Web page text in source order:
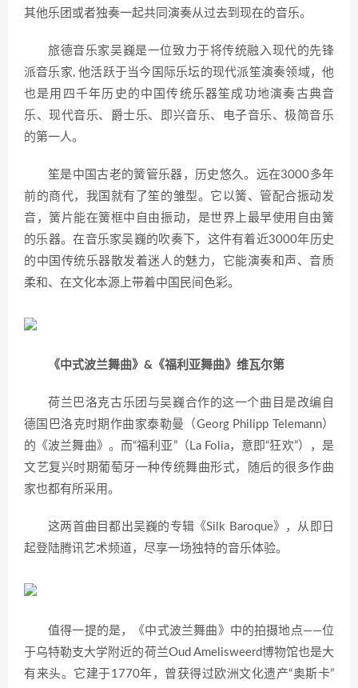
其他乐团或者独奏一起共同演奏从过去到现在的音乐。
旅德音乐家吴巍是一位致力于将传统融入现代的先锋
派音乐家, 他活跃于当今国际乐坛的现代派笙演奏领域，他
也是用四千年历史的中国传统乐器笙成功地演奏古典音
乐、现代音乐、爵士乐、即兴音乐、电子音乐、极简音乐
的第一人。
笙是中国古老的簧管乐器，历史悠久。远在3000多年
前的商代，我国就有了笙的雏型。它以簧、管配合振动发
音，簧片能在簧框中自由振动，是世界上最早使用自由簧
的乐器。在音乐家吴巍的吹奏下，这件有着近3000年历史
的中国传统乐器散发着迷人的魅力，它能演奏和声、音质
柔和、在文化本源上带着中国民间色彩。
《中式波兰舞曲》&《福利亚舞曲》维瓦尔第
荷兰巴洛克古乐团与吴巍合作的这一个曲目是改编自
德国巴洛克时期作曲家泰勒曼（Georg Philipp Telemann）
的《波兰舞曲》。而“福利亚”（La Folia，意即“狂欢”），是
文艺复兴时期葡萄牙一种传统舞曲形式，随后的很多作曲
家也都有所采用。
这两首曲目都出吴巍的专辑《Silk Baroque》，从即日
起登陆腾讯艺术频道，尽享一场独特的音乐体验。
值得一提的是，《中式波兰舞曲》中的拍摄地点——位
于乌特勒支大学附近的荷兰Oud Amelisweerd博物馆也是大
有来头。它建于1770年，曾获得过欧洲文化遗产“奥斯卡”